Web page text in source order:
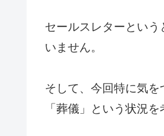
セールスレターとい
いません。
そして、今回特に気を
「葬儀」という状況